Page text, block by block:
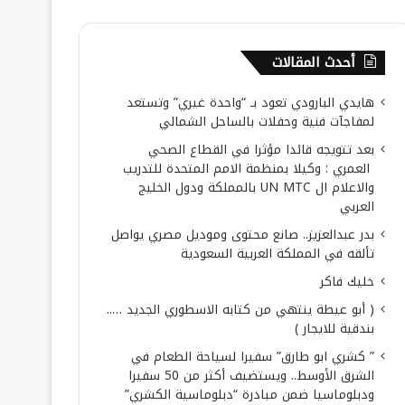
أحدث المقالات
هايدي البارودي تعود بـ “واحدة غيري” وتستعد
لمفاجآت فنية وحفلات بالساحل الشمالي
بعد تتويجه قائدا مؤثرا في القطاع الصحي
العمري : وكيلا بمنظمة الامم المتحدة للتدريب
والاعلام ال UN MTC بالمملكة ودول الخليج
العربي
بدر عبدالعزيز.. صانع محتوى وموديل مصري يواصل
تألقه في المملكة العربية السعودية
خليك فاكر
( أبو عيطة ينتهي من كتابه الاسطوري الجديد …..
بندقية للايجار )
” كشري ابو طارق” سفيرا لسياحة الطعام في
الشرق الأوسط.. ويستضيف أكثر من 50 سفيرا
ودبلوماسيا ضمن مبادرة “دبلوماسية الكشري”